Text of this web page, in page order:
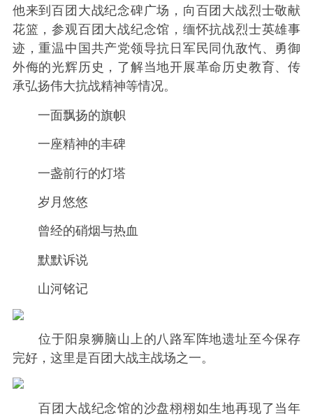
他来到百团大战纪念碑广场，向百团大战烈士敬献
花篮，参观百团大战纪念馆，缅怀抗战烈士英雄事
迹，重温中国共产党领导抗日军民同仇敌忾、勇御
外侮的光辉历史，了解当地开展革命历史教育、传
承弘扬伟大抗战精神等情况。
一面飘扬的旗帜
一座精神的丰碑
一盏前行的灯塔
岁月悠悠
曾经的硝烟与热血
默默诉说
山河铭记
位于阳泉狮脑山上的八路军阵地遗址至今保存
完好，这里是百团大战主战场之一。
百团大战纪念馆的沙盘栩栩如生地再现了当年